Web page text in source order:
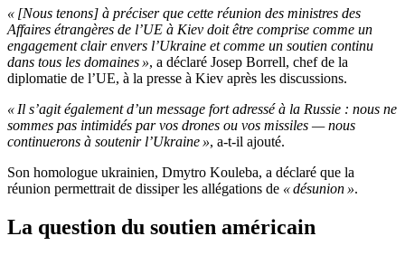
« [Nous tenons] à préciser que cette réunion des ministres des
Affaires étrangères de l’UE à Kiev doit être comprise comme un
engagement clair envers l’Ukraine et comme un soutien continu
dans tous les domaines », a déclaré Josep Borrell, chef de la
diplomatie de l’UE, à la presse à Kiev après les discussions.
« Il s’agit également d’un message fort adressé à la Russie : nous ne
sommes pas intimidés par vos drones ou vos missiles — nous
continuerons à soutenir l’Ukraine », a-t-il ajouté.
Son homologue ukrainien, Dmytro Kouleba, a déclaré que la
réunion permettrait de dissiper les allégations de « désunion ».
La question du soutien américain